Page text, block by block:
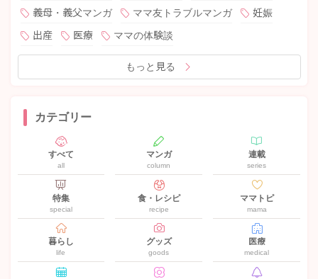
義母・義父マンガ
ママ友トラブルマンガ
妊娠
出産
医療 ママの体験談
もっと見る
カテゴリー
すべて
all
マンガ
column
連載
series
特集
special
食・レシピ
recipe
ママトピ
mama
暮らし
life
グッズ
goods
医療
medical